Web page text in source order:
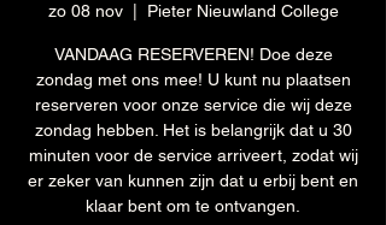
zo 08 nov
  |
Pieter Nieuwland College
VANDAAG RESERVEREN! Doe deze
zondag met ons mee! U kunt nu plaatsen
reserveren voor onze service die wij deze
zondag hebben. Het is belangrijk dat u 30
minuten voor de service arriveert, zodat wij
er zeker van kunnen zijn dat u erbij bent en
klaar bent om te ontvangen.